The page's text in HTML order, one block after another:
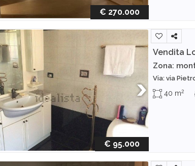
€ 270.000
€ 95.000
Vendita
Zona:
Via: via
40 m2